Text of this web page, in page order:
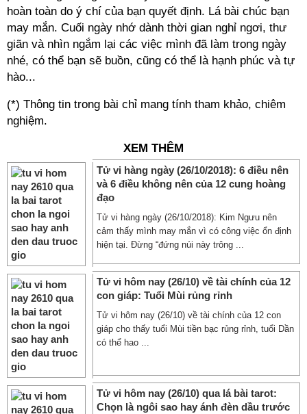
hoàn toàn do ý chí của bạn quyết định. Lá bài chúc bạn
may mắn. Cuối ngày nhớ dành thời gian nghỉ ngơi, thư
giãn và nhìn ngắm lại các việc mình đã làm trong ngày
nhé, có thể bạn sẽ buồn, cũng có thể là hạnh phúc và tự
hào...
(*) Thông tin trong bài chỉ mang tính tham khảo, chiêm
nghiệm.
XEM THÊM
Tử vi hàng ngày (26/10/2018): 6 điều nên
và 6 điều không nên của 12 cung hoàng
đạo
Tử vi hàng ngày (26/10/2018): Kim Ngưu nên
cảm thấy mình may mắn vì có công việc ổn định
hiện tại. Đừng “đứng núi này trông ...
Tử vi hôm nay (26/10) về tài chính của 12
con giáp: Tuổi Mùi rủng rỉnh
Tử vi hôm nay (26/10) về tài chính của 12 con
giáp cho thấy tuổi Mùi tiền bạc rủng rỉnh, tuổi Dần
có thể hao ...
Tử vi hôm nay (26/10) qua lá bài tarot:
Chọn là ngôi sao hay ánh đèn dầu trước